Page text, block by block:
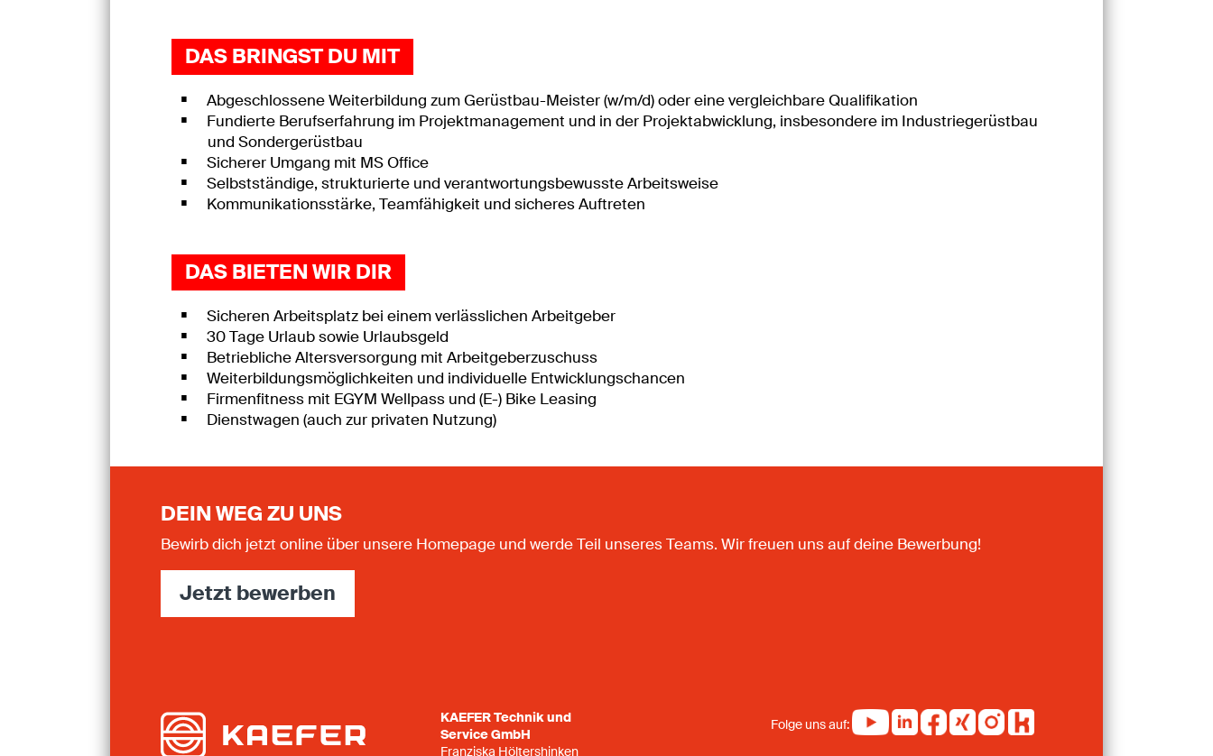
DAS BRINGST DU MIT
Abgeschlossene Weiterbildung zum Gerüstbau-Meister (w/m/d) oder eine vergleichbare Qualifikation
Fundierte Berufserfahrung im Projektmanagement und in der Projektabwicklung, insbesondere im Industriegerüstbau
und Sondergerüstbau
Sicherer Umgang mit MS Office
Selbstständige, strukturierte und verantwortungsbewusste Arbeitsweise
Kommunikationsstärke, Teamfähigkeit und sicheres Auftreten
DAS BIETEN WIR DIR
Sicheren Arbeitsplatz bei einem verlässlichen Arbeitgeber
30 Tage Urlaub sowie Urlaubsgeld
Betriebliche Altersversorgung mit Arbeitgeberzuschuss
Weiterbildungsmöglichkeiten und individuelle Entwicklungschancen
Firmenfitness mit EGYM Wellpass und (E-) Bike Leasing
Dienstwagen (auch zur privaten Nutzung)
DEIN WEG ZU UNS
Bewirb dich jetzt online über unsere Homepage und werde Teil unseres Teams. Wir freuen uns auf deine Bewerbung!
Jetzt bewerben
KAEFER Technik und
Service GmbH
Franziska Höltershinken
Folge uns auf: